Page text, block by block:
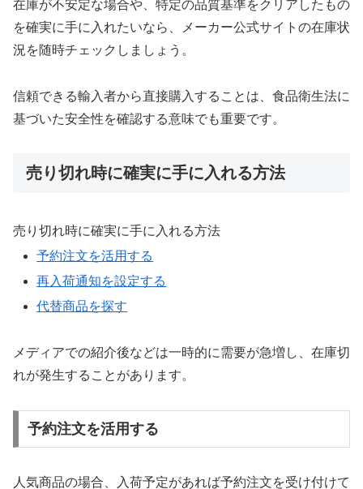
在庫が不安定な場合や、特定の品質基準をクリアしたもの
を確実に手に入れたいなら、メーカー公式サイトの在庫状
況を随時チェックしましょう。
信頼できる輸入者から直接購入することは、食品衛生法に
基づいた安全性を確認する意味でも重要です。
売り切れ時に確実に手に入れる方法
売り切れ時に確実に手に入れる方法
予約注文を活用する
再入荷通知を設定する
代替商品を探す
メディアでの紹介後などは一時的に需要が急増し、在庫切
れが発生することがあります。
予約注文を活用する
人気商品の場合、入荷予定があれば予約注文を受け付けて